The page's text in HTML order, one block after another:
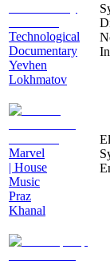
Technological
Documentary
Yevhen
Lokhmatov
Marvel
| House
Music
Praz
Khanal